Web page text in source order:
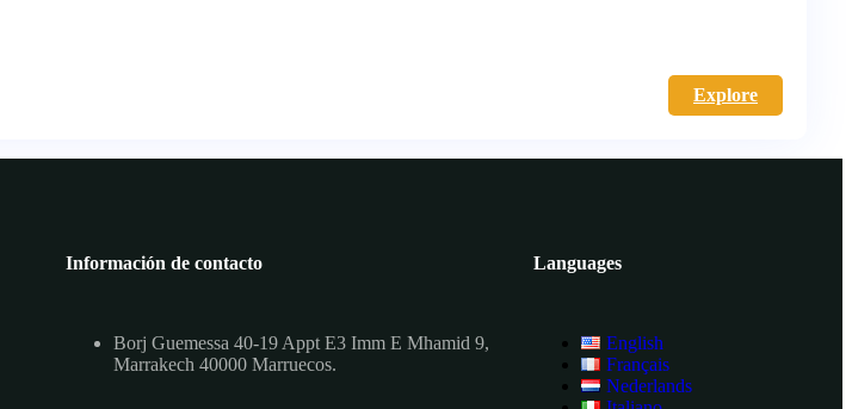
Explore
Información de contacto
Borj Guemessa 40-19 Appt E3 Imm E Mhamid 9,
Marrakech 40000 Marruecos.
Languages
English
Français
Nederlands